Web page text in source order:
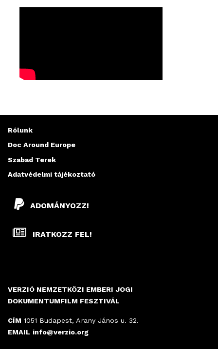
VERZIÓ NEMZETKÖZI EMBERI JOGI
DOKUMENTUMFILM FESZTIVÁL
CÍM 1051 Budapest, Arany János u. 32.
EMAIL info@verzio.org
ADOMÁNYOZZ!
IRATKOZZ FEL!
Rólunk
Doc Around Europe
Szabad Terek
Adatvédelmi tájékoztató